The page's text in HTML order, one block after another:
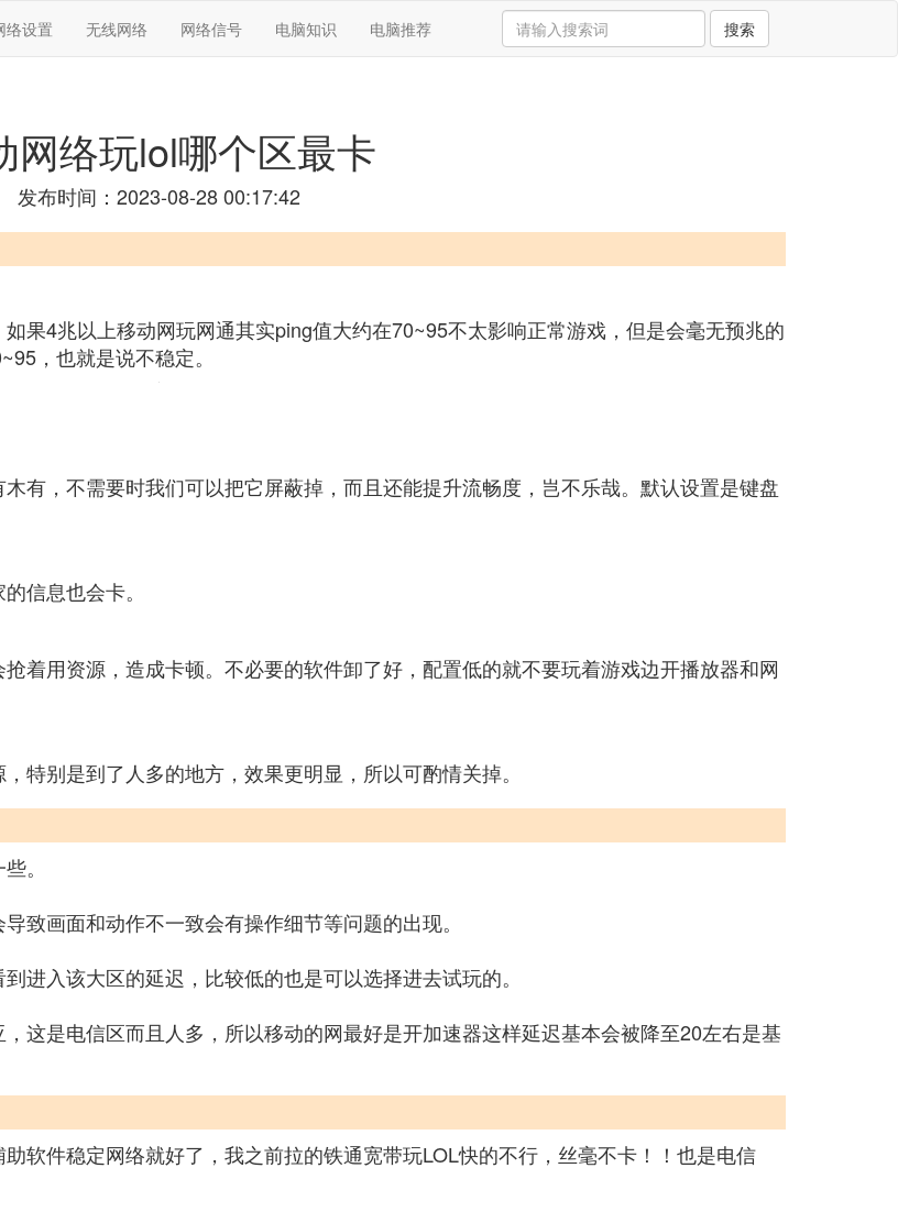
络设置 无线网络 网络信号 电脑知识 电脑推荐 搜索
网络玩lol哪个区最卡
发布时间：2023-08-28 00:17:42
果4兆以上移动网玩网通其实ping值大约在70~95不太影响正常游戏，但是会毫无预兆的
，也就是说不稳定。
有，不需要时我们可以把它屏蔽掉，而且还能提升流畅度，岂不乐哉。默认设置是键盘
信息也会卡。
着用资源，造成卡顿。不必要的软件卸了好，配置低的就不要玩着游戏边开播放器和网
特别是到了人多的地方，效果更明显，所以可酌情关掉。
。
致画面和动作不一致会有操作细节等问题的出现。
进入该大区的延迟，比较低的也是可以选择进去试玩的。
这是电信区而且人多，所以移动的网最好是开加速器这样延迟基本会被降至20左右是基
软件稳定网络就好了，我之前拉的铁通宽带玩LOL快的不行，丝毫不卡！！也是电信